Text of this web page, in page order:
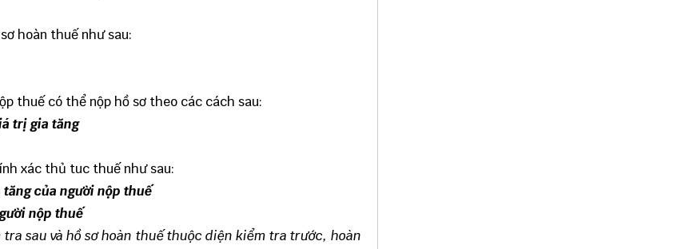
hoàn thuế như sau:
thuế có thể nộp hồ sơ theo các cách sau:
trị gia tăng
xác thủ tuc thuế như sau:
của người nộp thuế
nộp thuế
tra sau vàhồ sơ hoàn thuế thuộc diệnkiểm tra trước, hoàn